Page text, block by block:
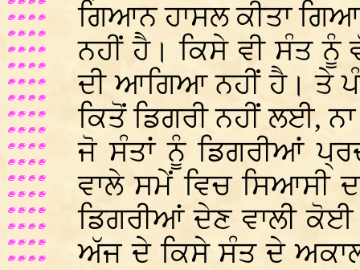
ਗਿਆਨ ਹਾਸਲ ਕੀਤਾ
ਨਹੀਂ ਹੈ। ਕਿਸੇ ਵੀ ਸੰਤ ਨੂੰ
ਦੀ ਆਗਿਆ ਨਹੀਂ ਹੈ। ਤੇ
ਕਿਤੋਂ ਡਿਗਰੀ ਨਹੀਂ ਲਈ,
ਜੋ ਸੰਤਾਂ ਨੂੰ ਡਿਗਰੀਆਂ
ਵਾਲੇ ਸਮੇਂ ਵਿਚ ਸਿਆਸੀ
ਡਿਗਰੀਆਂ ਦੇਣ ਵਾਲੀ ਕੋਈ
ਅੱਜ ਦੇ ਕਿਸੇ ਸੰਤ ਦੇ